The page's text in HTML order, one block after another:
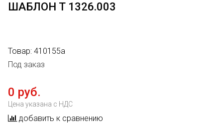
ШАБЛОН Т 1326.003
Товар: 410155а
Под заказ
0 руб.
Цена указана с НДС
добавить к сравнению